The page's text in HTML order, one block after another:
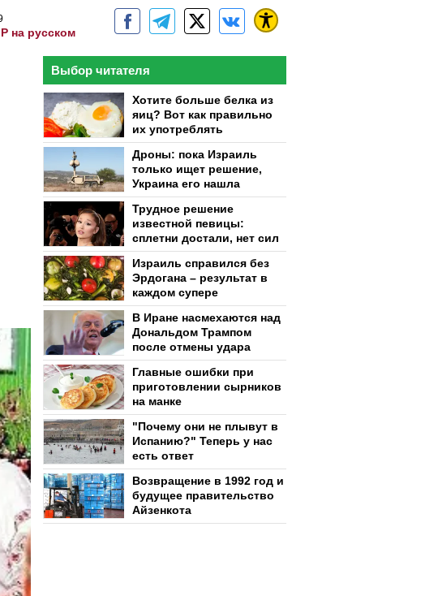
на русском
Выбор читателя
Хотите больше белка из
яиц? Вот как правильно
их употреблять
Дроны: пока Израиль
только ищет решение,
Украина его нашла
Трудное решение
известной певицы:
сплетни достали, нет сил
Израиль справился без
Эрдогана – результат в
каждом супере
В Иране насмехаются над
Дональдом Трампом
после отмены удара
Главные ошибки при
приготовлении сырников
на манке
"Почему они не плывут в
Испанию?" Теперь у нас
есть ответ
Возвращение в 1992 год и
будущее правительство
Айзенкота